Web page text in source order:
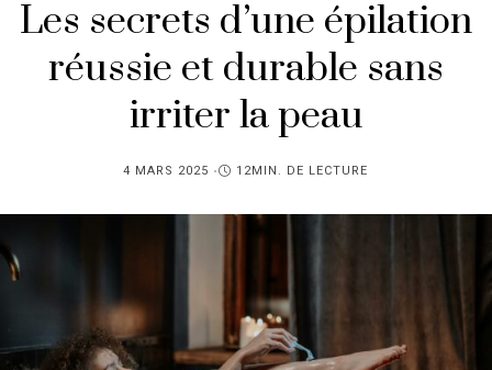
Les secrets d’une épilation
réussie et durable sans
irriter la peau
PUBLIÉ
4 MARS 2025 12MIN. DE LECTURE